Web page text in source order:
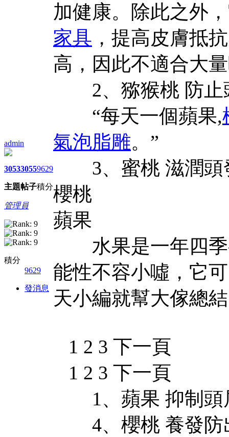
admin
3053
主題
3055
帖子
9629
積分
管理員
積分
9629
發消息
加健康。除此之外
家具 ，提高皮膚抵
高，因此不適合大
2、猕猴桃 防止
“每天一個蘋果,
氣泡脂雕。”
3、蜜桃 滋潤頭
櫻桃
蘋果
水果是一年四季
能性不容小噓，它
天小編就幫大傢總
1 2 3 下一頁
1 2 3 下一頁
1、蘋果 抑制頭
4、櫻桃 養發防